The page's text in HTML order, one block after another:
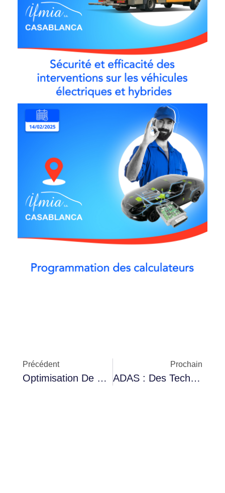
Précédent
Optimisation De La Consommation : La Boîte Automatique Peut Aussi Vous Faire Économiser !
Prochain
ADAS : Des Technologies Coûteuses Ou Un Investissement Rentable ?